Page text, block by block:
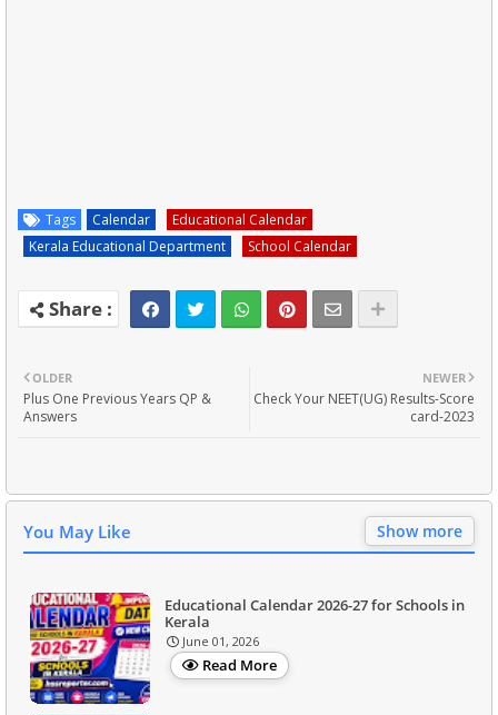
Tags Calendar
Educational Calendar
Kerala Educational Department
School Calendar
NEWER
Check Your NEET(UG) Results-Score
card-2023
OLDER
Plus One Previous Years QP &
Answers
You May Like Show more
Educational Calendar 2026-27 for Schools in
Kerala
June 01, 2026
Read More